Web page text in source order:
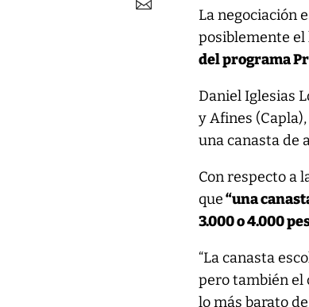
La negociación
posiblemente
del programa
Daniel Iglesias
y Afines
una canasta de
Con respecto a
que“una
3.000 o 4.000
“La canasta
pero también el
lo más barato